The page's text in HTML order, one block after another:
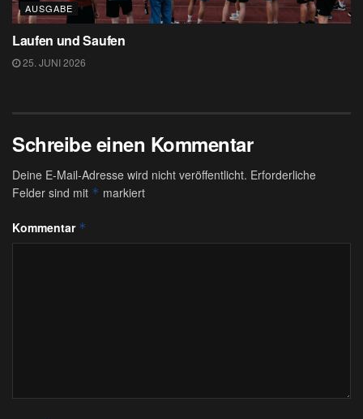
AUSGABE
Laufen und Saufen
25. JUNI 2026
Schreibe einen Kommentar
Deine E-Mail-Adresse wird nicht veröffentlicht. Erforderliche
Felder sind mit * markiert
Kommentar *